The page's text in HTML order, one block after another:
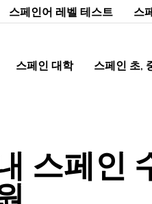
스페인어 레벨 테스트 스
스페인 대학 스페인 초,
스페인